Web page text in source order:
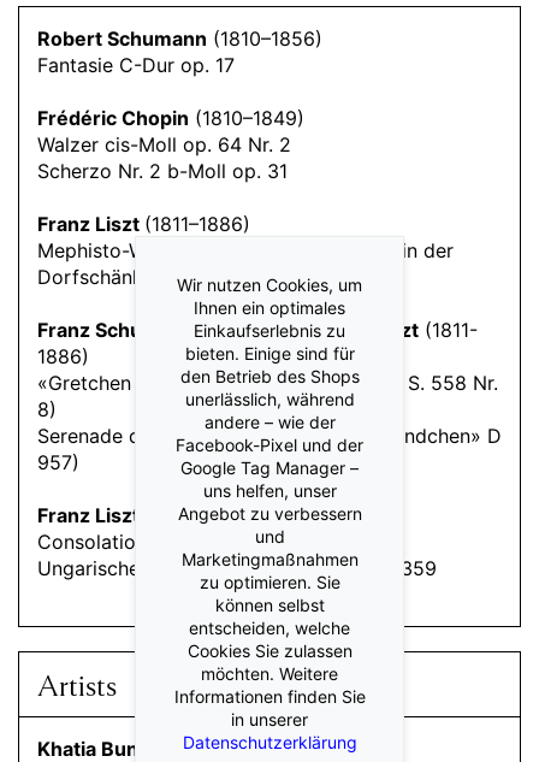
Robert Schumann (1810–1856)
Fantasie C-Dur op. 17
Frédéric Chopin (1810–1849)
Walzer cis-Moll op. 64 Nr. 2
Scherzo Nr. 2 b-Moll op. 31
Franz Liszt (1811–1886)
Mephisto-Walzer Nr. 1 S. 514 «Der Tanz in der
Dorfschänke»
Franz Schubert (1797-1828) /Franz Liszt (1811-
1886)
«Gretchen am Spinnrade» (D 118 op. 2 / S. 558 Nr.
8)
Serenade d-Moll S. 560 Nr. 7 (nach «Ständchen» D
957)
Franz Liszt
(1811–1886)
Consolation Nr. 3 S. 172
Ungarische Rhapsodie Nr. 6 Des-Dur S. 359
Artists
Khatia BuniatishviliPiano
Wir nutzen Cookies, um
Ihnen ein optimales
Einkaufserlebnis zu
bieten. Einige sind für
den Betrieb des Shops
unerlässlich, während
andere – wie der
Facebook-Pixel und der
Google Tag Manager –
uns helfen, unser
Angebot zu verbessern
und
Marketingmaßnahmen
zu optimieren. Sie
können selbst
entscheiden, welche
Cookies Sie zulassen
möchten. Weitere
Informationen finden Sie
in unserer
Datenschutzerklärung